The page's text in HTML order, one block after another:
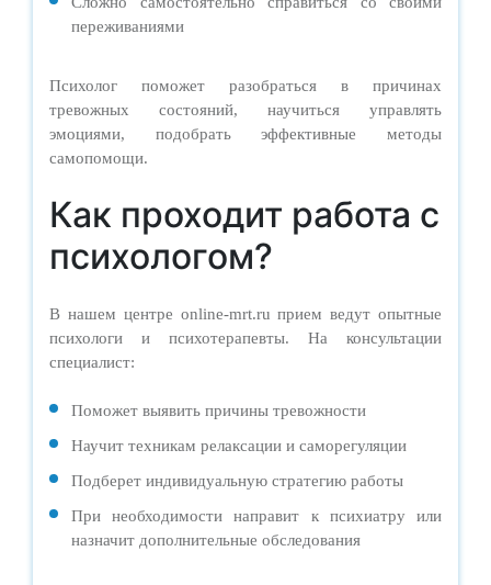
переживаниями
Психолог поможет разобраться в причинах
тревожных состояний, научиться управлять
эмоциями, подобрать эффективные методы
самопомощи.
Как проходит работа с
психологом?
В нашем центре online-mrt.ru прием ведут опытные
психологи и психотерапевты. На консультации
специалист:
Поможет выявить причины тревожности
Научит техникам релаксации и саморегуляции
Подберет индивидуальную стратегию работы
При необходимости направит к психиатру или
назначит дополнительные обследования